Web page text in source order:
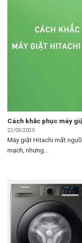
Cách khắc phục máy
22/03/2025
Máy giặt Hitachi mất
mạch, nhưng...